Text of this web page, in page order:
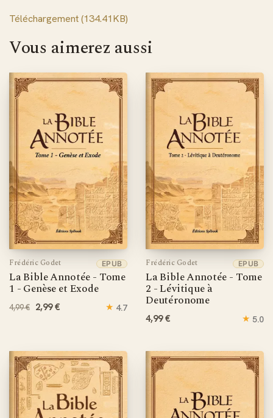
Téléchargement (134.41KB)
Vous aimerez aussi
Frédéric Godet
La Bible Annotée - Tome
1 - Genèse et Exode
EPUB
4,99 € 2,99 € ★ 4.7
Frédéric Godet
La Bible Annotée - Tome
2 - Lévitique à
Deutéronome
EPUB
4,99 € ★ 5.0